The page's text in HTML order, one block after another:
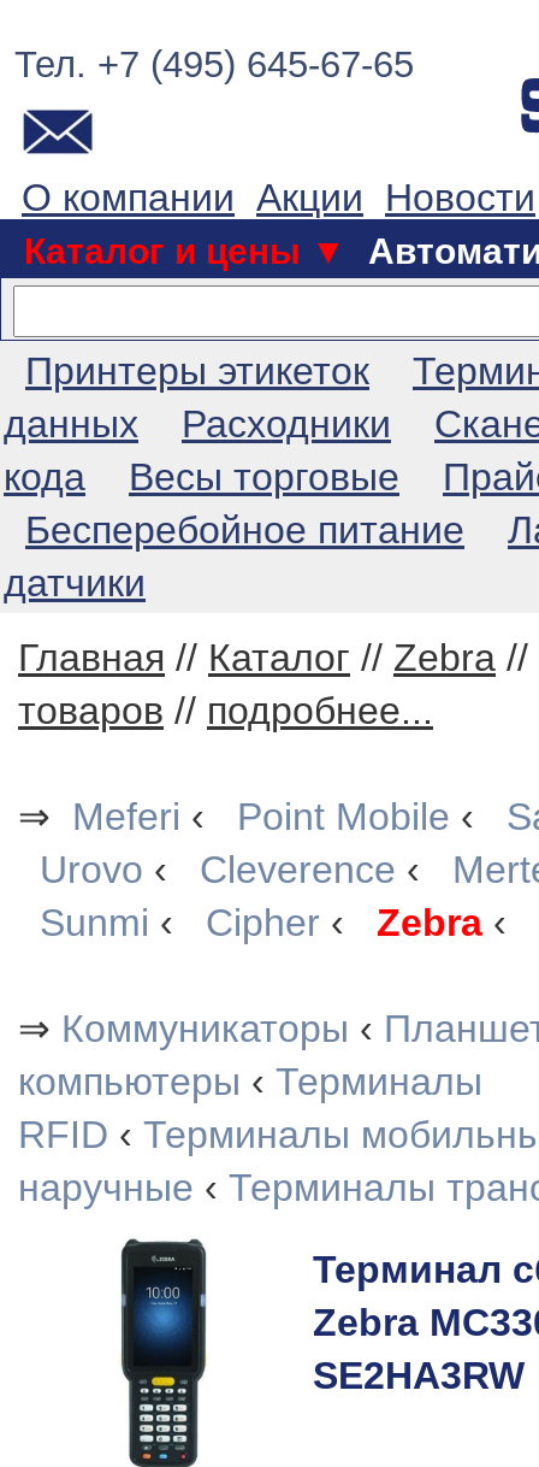
Тел. +7 (495) 645-67-65
О компании Акции Новости
Каталог и цены ▼
Принтеры этикеток
данных
Расходники
кода
Весы торговые
Бесперебойное питание
датчики
Главная // Каталог // Zebra //
товаров // подробнее...
⇒ Meferi ‹ Point Mobile ‹
Urovo ‹ Cleverence ‹
Sunmi ‹ Cipher ‹ Zebra ‹
⇒ Коммуникаторы ‹
компьютеры ‹ Терминалы
RFID ‹ Терминалы
наручные ‹ Терминалы
Терминал
Zebra
SE2HA3RW